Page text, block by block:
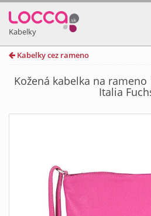
Kabelky
Kabelky cez rameno
Kožená kabelka na
Italia